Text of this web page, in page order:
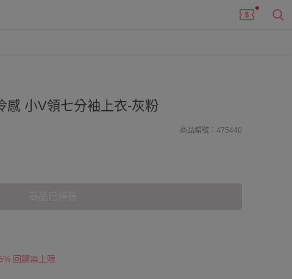
感 小V領七分袖上衣-灰粉
商品編號：475440
回饋無上限